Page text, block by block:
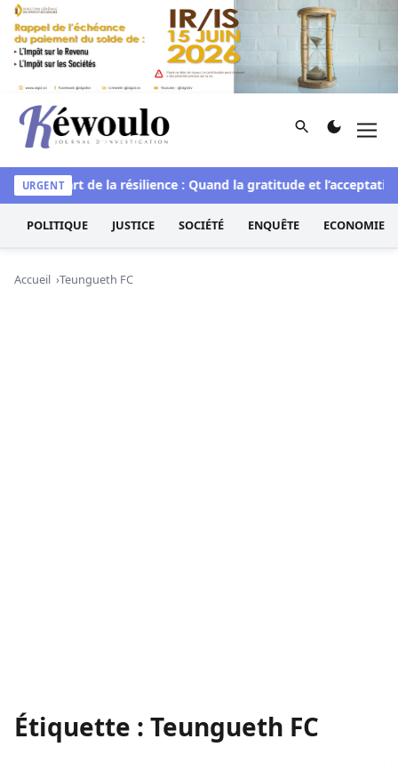
Aller au contenu
Kéwoulo, le premier site d'information et d'investigation
Rechercher
URGENTL’art de la résilience : Quand la gratitude et
POLITIQUE JUSTICE SOCIÉTÉ ENQUÊTE ECONOMIE
Accueil Teungueth FC
Étiquette : Teungueth FC